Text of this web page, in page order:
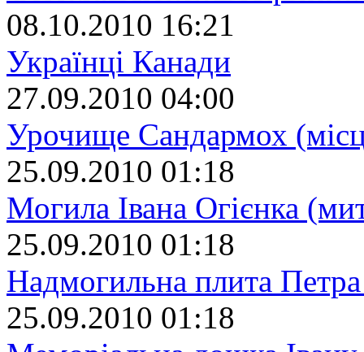
08.10.2010 16:21
Українці Канади
27.09.2010 04:00
Урочище Сандармох
25.09.2010 01:18
Могила Івана Огієнка
25.09.2010 01:18
Надмогильна плита
25.09.2010 01:18